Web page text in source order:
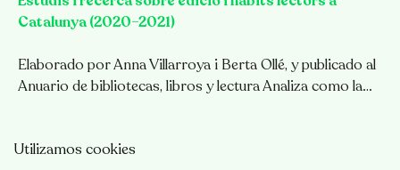
Utilizamos cookies
Catalunya (2020–2021)
Elaborado por Anna Villarroya i Berta Ollé, y publicado al
Anuario de bibliotecas, libros y lectura Analiza como la…